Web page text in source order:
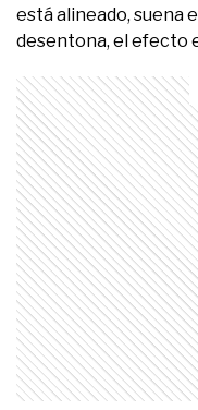
está alineado, suena
desentona, el efecto